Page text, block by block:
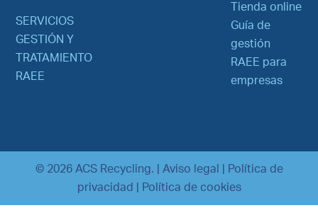
SERVICIOS
GESTIÓN Y
TRATAMIENTO
RAEE
Tienda online
Guía de
gestión
RAEE para
empresas
© 2026 ACS Recycling. | Aviso legal
Política de
privacidad
Política de cookies